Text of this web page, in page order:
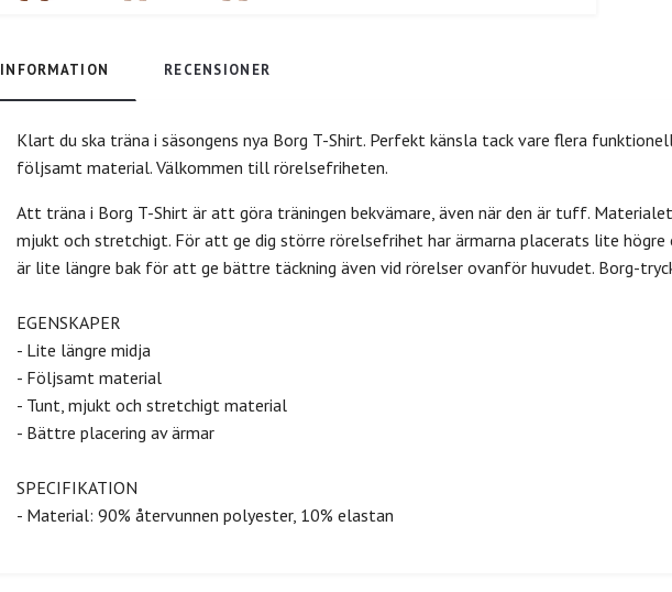
INFORMATION RECENSIONER
Klart du ska träna i säsongens nya Borg T-Shirt. Perfekt känsla tack vare flera
följsamt material. Välkommen till rörelsefriheten.
Att träna i Borg T-Shirt är att göra träningen bekvämare, även när den är tuff.
mjukt och stretchigt. För att ge dig större rörelsefrihet har ärmarna placerats lite högre
är lite längre bak för att ge bättre täckning även vid rörelser ovanför huvudet. Borg-
EGENSKAPER
- Lite längre midja
- Följsamt material
- Tunt, mjukt och stretchigt material
- Bättre placering av ärmar
SPECIFIKATION
- Material: 90% återvunnen polyester, 10% elastan